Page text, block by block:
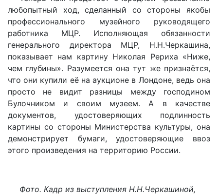
любопытный ход, сделанный со стороны якобы
профессионального музейного руководящего
работника МЦР. Исполняющая обязанности
генерального директора МЦР, Н.Н.Черкашина,
показывает нам картину Николая Рериха «Ниже,
чем глубины». Разумеется она тут же признаётся,
что они купили её на аукционе в Лондоне, ведь она
просто не видит разницы между господином
Булочником и своим музеем. А в качестве
документов, удостоверяющих подлинность
картины со стороны Министерства культуры, она
демонстрирует бумаги, удостоверяющие ввоз
этого произведения на территорию России.
Фото. Кадр из выступления Н.Н.Черкашиной,